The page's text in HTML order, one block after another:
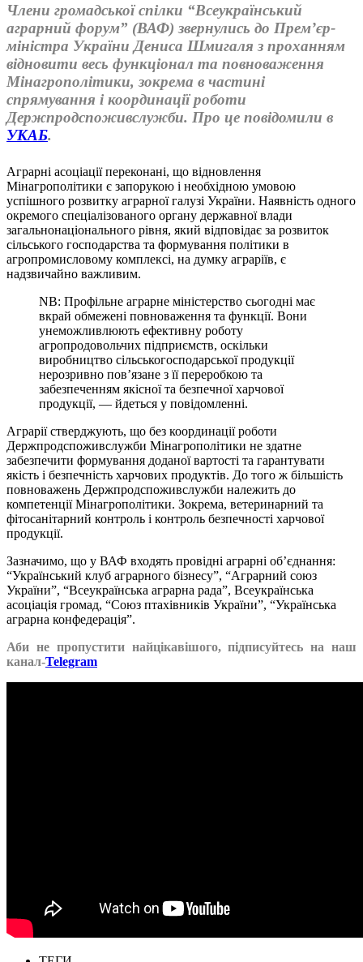
Члени громадської спілки “Всеукраїнський
аграрний форум” (ВАФ) звернулись до Прем’єр-
міністра України Дениса Шмигаля з проханням
відновити весь функціонал та повноваження
Мінагрополітики, зокрема в частині
спрямування і координації роботи
Держпродспоживслужби. Про це повідомили в
УКАБ.
Аграрні асоціації переконані, що відновлення
Мінагрополітики є запорукою і необхідною умовою
успішного розвитку аграрної галузі України. Наявність одного
окремого спеціалізованого органу державної влади
загальнонаціонального рівня, який відповідає за розвиток
сільського господарства та формування політики в
агропромисловому комплексі, на думку аграріїв, є
надзвичайно важливим.
NB: Профільне аграрне міністерство сьогодні має
вкрай обмежені повноваження та функції. Вони
унеможливлюють ефективну роботу
агропродовольчих підприємств, оскільки
виробництво сільськогосподарської продукції
нерозривно пов’язане з її переробкою та
забезпеченням якісної та безпечної харчової
продукції, — йдеться у повідомленні.
Аграрії стверджують, що без координації роботи
Держпродспоживслужби Мінагрополітики не здатне
забезпечити формування доданої вартості та гарантувати
якість і безпечність харчових продуктів. До того ж більшість
повноважень Держпродспоживслужби належить до
компетенції Мінагрополітики. Зокрема, ветеринарний та
фітосанітарний контроль і контроль безпечності харчової
продукції.
Зазначимо, що у ВАФ входять провідні аграрні об’єднання:
“Український клуб аграрного бізнесу”, “Аграрний союз
України”, “Всеукраїнська аграрна рада”, Всеукраїнська
асоціація громад, “Союз птахівників України”, “Українська
аграрна конфедерація”.
Аби не пропустити найцікавішого, підписуйтесь на наш
канал-Telegram